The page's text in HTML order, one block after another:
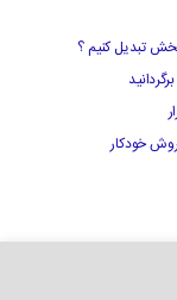
تبدیل کنیم ؟
خودکار